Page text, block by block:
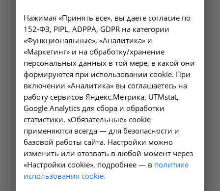
Диализные растворы
Нажимая «Принять все», вы даёте согласие по
152-ФЗ, PIPL, ADPPA, GDPR на категории
«Функциональные», «Аналитика» и
«Маркетинг» и на обработку/хранение
персональных данных в той мере, в какой они
формируются при использовании cookie. При
включении «Аналитика» вы соглашаетесь на
работу сервисов Яндекс.Метрика, UTMstat,
Google Analytics для сбора и обработки
статистики. «Обязательные» cookie
применяются всегда — для безопасности и
базовой работы сайта. Настройки можно
изменить или отозвать в любой момент через
«Настройки cookie», подробнее — в политике
использования cookie.